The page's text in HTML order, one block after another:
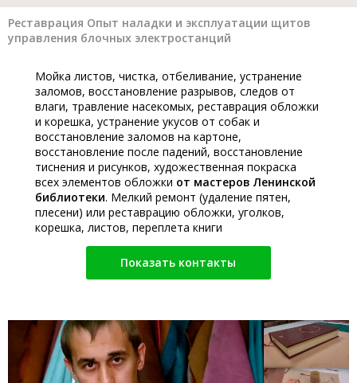
Реставрация Опыт наладки и эксплуатации щитов
управления блочных электростанций
Мойка листов, чистка, отбеливание, устранение
заломов, восстановление разрывов, следов от
влаги, травление насекомых, реставрация обложки
и корешка, устранение укусов от собак и
восстановление заломов на картоне,
восстановление после падений, восстановление
тиснения и рисунков, художественная покраска
всех элементов обложки от мастеров Ленинской
библиотеки. Мелкий ремонт (удаление пятен,
плесени) или реставрацию обложки, уголков,
корешка, листов, переплета книги
Показать контакты